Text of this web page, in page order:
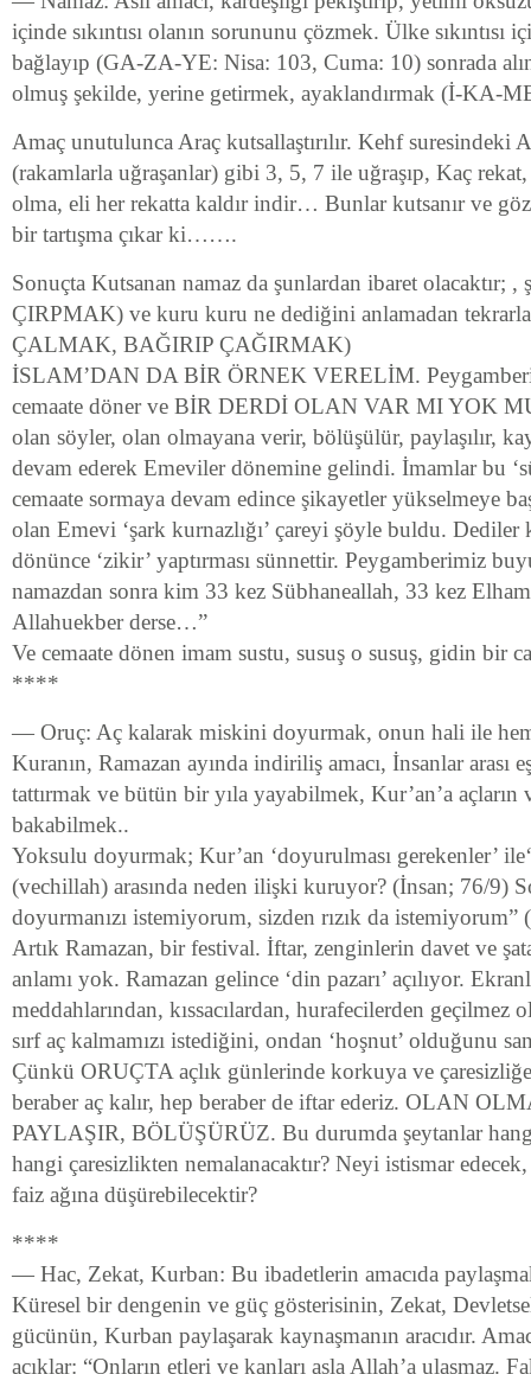
içinde sıkıntısı olanın sorununu çözmek. Ülke sıkıntısı
bağlayıp (GA-ZA-YE: Nisa: 103, Cuma: 10) sonrada
olmuş şekilde, yerine getirmek, ayaklandırmak (İ-KA-
Amaç unutulunca Araç kutsallaştırılır. Kehf suresindeki
(rakamlarla uğraşanlar) gibi 3, 5, 7 ile uğraşıp, Kaç rekat,
olma, eli her rekatta kaldır indir… Bunlar kutsanır ve
bir tartışma çıkar ki…….
Sonuçta Kutsanan namaz da şunlardan ibaret olacaktır;
ÇIRPMAK) ve kuru kuru ne dediğini anlamadan
ÇALMAK, BAĞIRIP ÇAĞIRMAK)
İSLAM’DAN DA BİR ÖRNEK VERELİM.
cemaate döner ve BİR DERDİ OLAN VAR MI YOK
olan söyler, olan olmayana verir, bölüşülür, paylaşılır,
devam ederek Emeviler dönemine gelindi. İmamlar bu
cemaate sormaya devam edince şikayetler yükselmeye
olan Emevi ‘şark kurnazlığı’ çareyi şöyle buldu. Dediler
dönünce ‘zikir’ yaptırması sünnettir. Peygamberimiz
namazdan sonra kim 33 kez Sübhaneallah, 33 kez
Allahuekber derse…”
Ve cemaate dönen imam sustu, susuş o susuş, gidin bir
****
— Oruç: Aç kalarak miskini doyurmak, onun hali ile
Kuranın, Ramazan ayında indiriliş amacı, İnsanlar arası
tattırmak ve bütün bir yıla yayabilmek, Kur’an’a
bakabilmek..
Yoksulu doyurmak; Kur’an ‘doyurulması gerekenler’
(vechillah) arasında neden ilişki kuruyor? (İnsan; 76/9)
doyurmanızı istemiyorum, sizden rızık da
Artık Ramazan, bir festival. İftar, zenginlerin davet ve
anlamı yok. Ramazan gelince ‘din pazarı’ açılıyor.
meddahlarından, kıssacılardan, hurafecilerden geçilmez
sırf aç kalmamızı istediğini, ondan ‘hoşnut’ olduğunu
Çünkü ORUÇTA açlık günlerinde korkuya ve
beraber aç kalır, hep beraber de iftar ederiz. OLAN
PAYLAŞIR, BÖLÜŞÜRÜZ. Bu durumda şeytanlar
hangi çaresizlikten nemalanacaktır? Neyi istismar
faiz ağına düşürebilecektir?
****
— Hac, Zekat, Kurban: Bu ibadetlerin amacıda
Küresel bir dengenin ve güç gösterisinin, Zekat,
gücünün, Kurban paylaşarak kaynaşmanın aracıdır.
açıklar: “Onların etleri ve kanları asla Allah’a ulaşmaz.